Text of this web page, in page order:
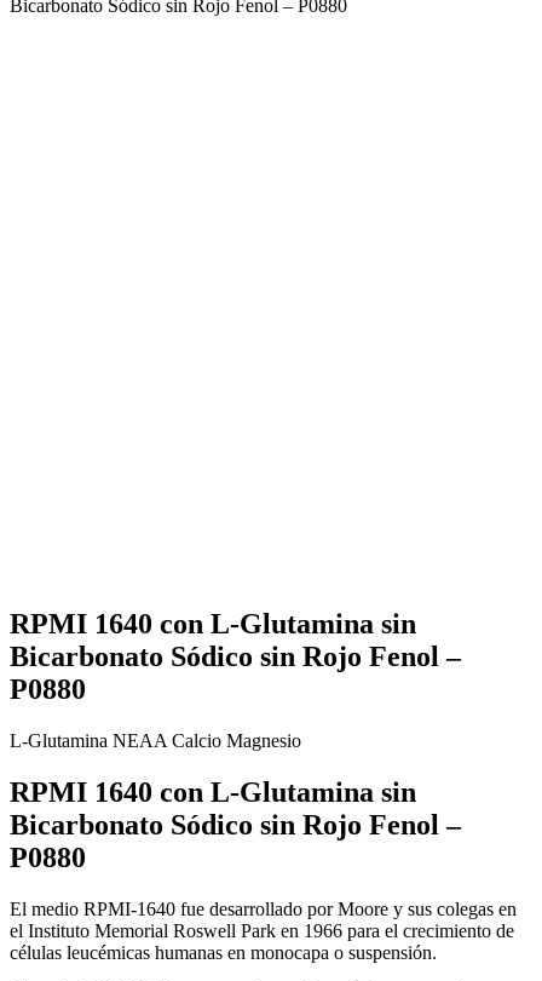
Bicarbonato Sódico sin Rojo Fenol – P0880
RPMI 1640 con L-Glutamina sin
Bicarbonato Sódico sin Rojo Fenol –
P0880
L-Glutamina NEAA Calcio Magnesio
RPMI 1640 con L-Glutamina sin
Bicarbonato Sódico sin Rojo Fenol –
P0880
El medio RPMI-1640 fue desarrollado por Moore y sus colegas en
el Instituto Memorial Roswell Park en 1966 para el crecimiento de
células leucémicas humanas en monocapa o suspensión.